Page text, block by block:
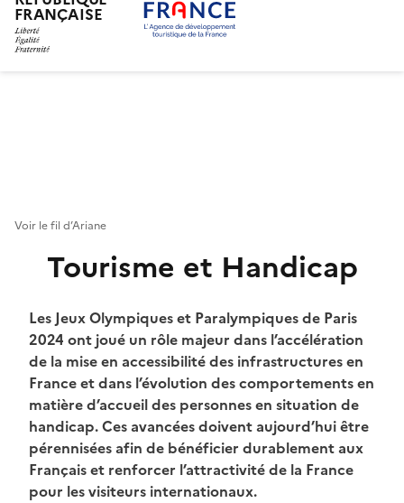
FRANÇAISE
Voir le fil d’Ariane
Tourisme et Handicap
Chapo
Les Jeux Olympiques et Paralympiques de Paris
2024 ont joué un rôle majeur dans l’accélération
de la mise en accessibilité des infrastructures en
France et dans l’évolution des comportements en
matière d’accueil des personnes en situation de
handicap. Ces avancées doivent aujourd’hui être
pérennisées afin de bénéficier durablement aux
Français et renforcer l’attractivité de la France
pour les visiteurs internationaux.